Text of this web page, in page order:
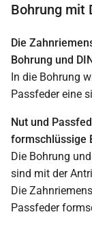
Bohrung mit
Die
Bohrung und
In die Bohrung
Passfeder eine
Nut und
formschlüssige
Die Bohrung
sind mit der
Die
Passfeder